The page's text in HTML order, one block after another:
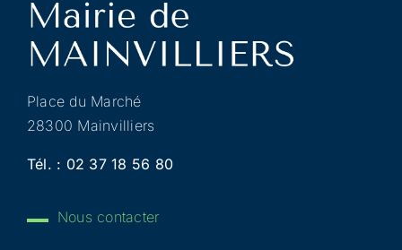
Place du Marché
28300 Mainvilliers
Tél. : 02 37 18 56 80
Nous contacter